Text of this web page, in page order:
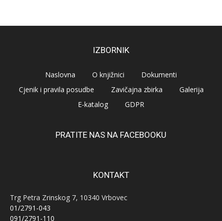
IZBORNIK
Naslovna O knjižnici
Dokumenti
Cjenik i pravila posudbe
Zavičajna zbirka
Galerija
E-katalog
GDPR
PRATITE NAS NA FACEBOOKU
KONTAKT
Trg Petra Zrinskog 7, 10340 Vrbovec
01/2791-043
091/2791-110